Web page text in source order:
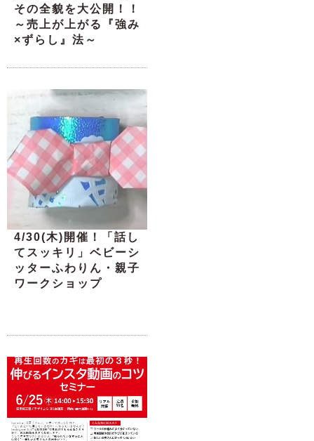
その全貌を大公開！！
～売上が上がる『強み
×ずらし』法～
4/30(木)開催！「話し
てスッキリ」ベビーシ
ッターふわりん・親子
ワークショップ